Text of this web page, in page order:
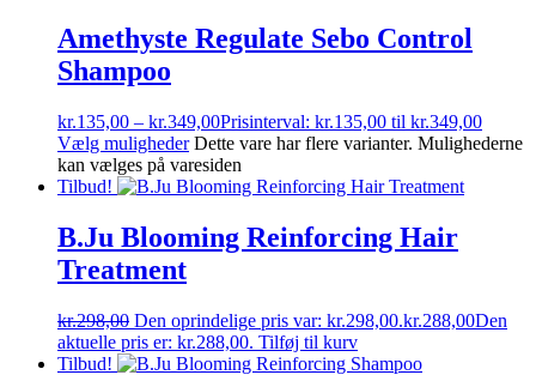
Amethyste Regulate Sebo Control
Shampoo
kr.135,00 – kr.349,00Prisinterval: kr.135,00 til kr.349,00
Vælg muligheder Dette vare har flere varianter. Mulighederne
kan vælges på varesiden
Tilbud!
B.Ju Blooming Reinforcing Hair
Treatment
kr.298,00 Den oprindelige pris var: kr.298,00.kr.288,00Den
aktuelle pris er: kr.288,00. Tilføj til kurv
Tilbud!